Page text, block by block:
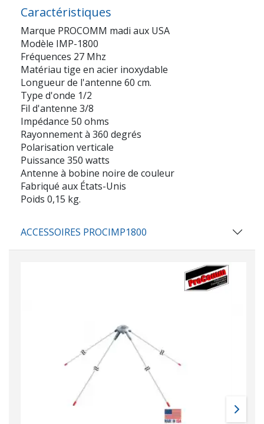
Caractéristiques
Marque PROCOMM madi aux USA
Modèle IMP-1800
Fréquences 27 Mhz
Matériau tige en acier inoxydable
Longueur de l'antenne 60 cm.
Type d'onde 1/2
Fil d'antenne 3/8
Impédance 50 ohms
Rayonnement à 360 degrés
Polarisation verticale
Puissance 350 watts
Antenne à bobine noire de couleur
Fabriqué aux États-Unis
Poids 0,15 kg.
ACCESSOIRES PROCIMP1800